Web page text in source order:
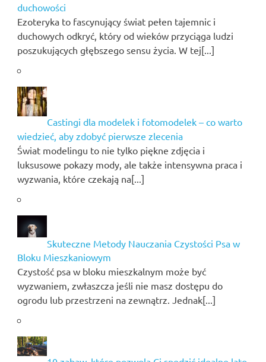
duchowości
Ezoteryka to fascynujący świat pełen tajemnic i
duchowych odkryć, który od wieków przyciąga ludzi
poszukujących głębszego sensu życia. W tej[...]
Castingi dla modelek i fotomodelek – co warto
wiedzieć, aby zdobyć pierwsze zlecenia
Świat modelingu to nie tylko piękne zdjęcia i
luksusowe pokazy mody, ale także intensywna praca i
wyzwania, które czekają na[...]
Skuteczne Metody Nauczania Czystości Psa w
Bloku Mieszkaniowym
Czystość psa w bloku mieszkalnym może być
wyzwaniem, zwłaszcza jeśli nie masz dostępu do
ogrodu lub przestrzeni na zewnątrz. Jednak[...]